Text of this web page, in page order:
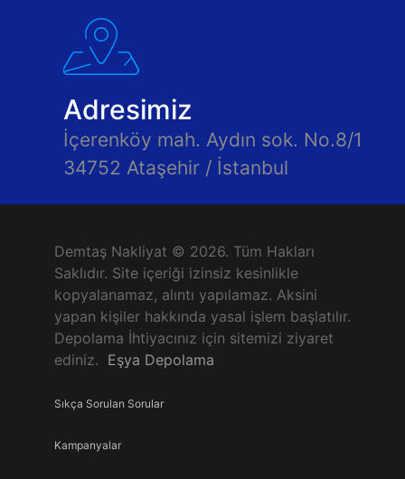
Adresimiz
İçerenköy mah. Aydın sok. No.8/1
34752 Ataşehir / İstanbul
Demtaş Nakliyat © 2026. Tüm Hakları
Saklıdır. Site içeriği izinsiz kesinlikle
kopyalanamaz, alıntı yapılamaz. Aksini
yapan kişiler hakkında yasal işlem başlatılır.
Depolama İhtiyacınız için sitemizi ziyaret
ediniz. Eşya Depolama
Sıkça Sorulan Sorular
Kampanyalar